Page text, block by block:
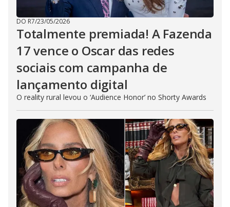
DO R7/23/05/2026
Totalmente premiada! A Fazenda
17 vence o Oscar das redes
sociais com campanha de
lançamento digital
O reality rural levou o ‘Audience Honor’ no Shorty Awards